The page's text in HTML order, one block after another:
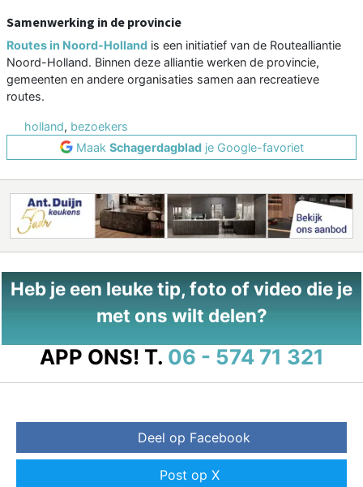
Samenwerking in de provincie
Routes in Noord-Holland is een initiatief van de Routealliantie
Noord-Holland. Binnen deze alliantie werken de provincie,
gemeenten en andere organisaties samen aan recreatieve
routes.
holland, bezoekers
Maak Schagerdagbladje Google-favoriet
Heb je een leuke tip, foto of video die je
met ons wilt delen?
APP ONS! T. 06 - 574 71 321
Deel op Facebook
Post op X